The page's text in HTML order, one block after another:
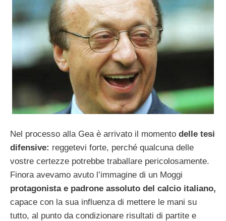
Nel processo alla Gea è arrivato il momento delle tesi
difensive: reggetevi forte, perché qualcuna delle
vostre certezze potrebbe traballare pericolosamente.
Finora avevamo avuto l’immagine di un Moggi
protagonista e padrone assoluto del calcio italiano,
capace con la sua influenza di mettere le mani su
tutto, al punto da condizionare risultati di partite e